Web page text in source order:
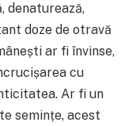
denaturează,
doze de otravă
ar fi învinse,
cu
Ar fi un
semințe, acest